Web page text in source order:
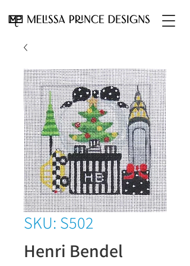
SKU: S502
Henri Bendel